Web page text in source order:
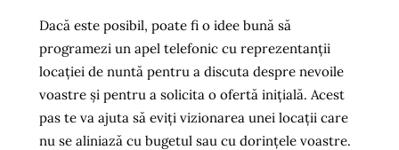
Dacă este posibil, poate fi o idee bună să
programezi un apel telefonic cu reprezentanții
locației de nuntă pentru a discuta despre nevoile
voastre și pentru a solicita o ofertă inițială. Acest
pas te va ajuta să eviți vizionarea unei locații care
nu se aliniază cu bugetul sau cu dorințele voastre.